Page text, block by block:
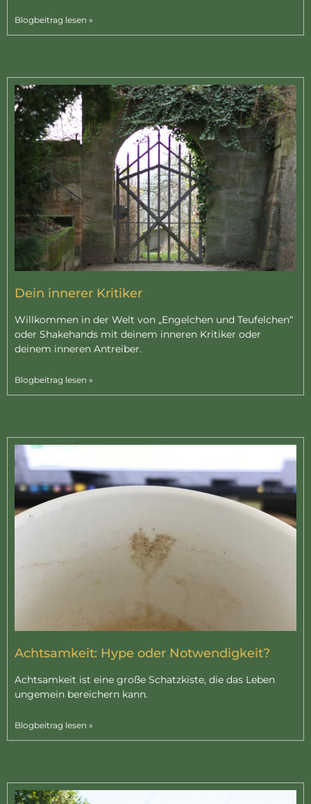
Blogbeitrag lesen »
Dein innerer Kritiker
Willkommen in der Welt von „Engelchen und Teufelchen“
oder Shakehands mit deinem inneren Kritiker oder
deinem inneren Antreiber.
Blogbeitrag lesen »
Achtsamkeit: Hype oder Notwendigkeit?
Achtsamkeit ist eine große Schatzkiste, die das Leben
ungemein bereichern kann.
Blogbeitrag lesen »